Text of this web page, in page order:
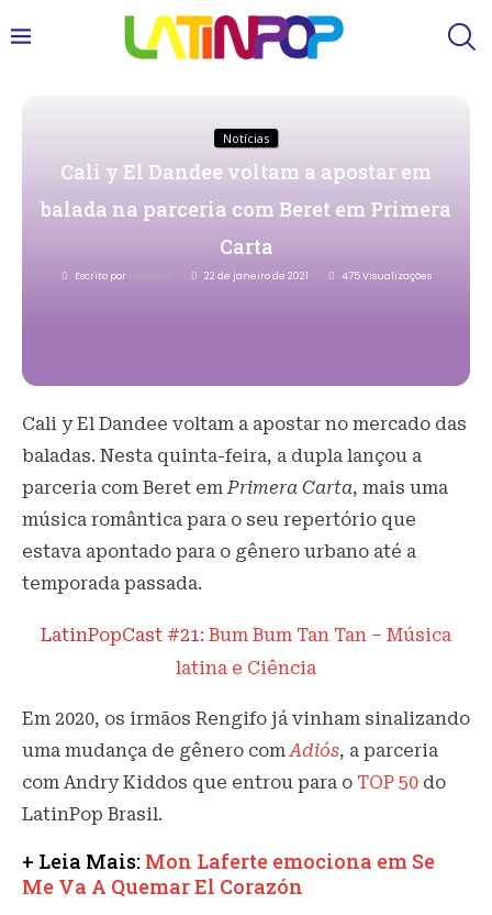
Notícias
Cali y El Dandee voltam a apostar em
balada na parceria com Beret em Primera
Carta
Escrito por 22 de janeiro de 2021 475Visualizações
Cali y El Dandee voltam a apostar no mercado das
baladas. Nesta quinta-feira, a dupla lançou a
parceria com Beret emPrimera Carta, mais uma
música romântica para o seu repertório que
estava apontado para o gênero urbano até a
temporada passada.
LatinPopCast #21: Bum Bum Tan Tan – Música
latina e Ciência
Em 2020, os irmãos Rengifo já vinham sinalizando
uma mudança de gênero comAdiós, a parceria
com Andry Kiddos que entrou para o TOP 50 do
LatinPop Brasil.
+ Leia Mais: Mon Laferte emociona em Se
Me Va A Quemar El Corazón